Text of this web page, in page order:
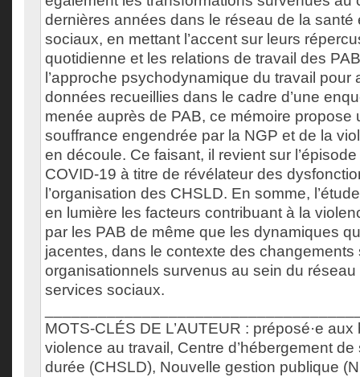
dernières années dans le réseau de la santé
sociaux, en mettant l’accent sur leurs
quotidienne et les relations de travail des
l’approche psychodynamique du travail pour
données recueillies dans le cadre d’une
menée auprès de PAB, ce mémoire propose
souffrance engendrée par la NGP et de la
en découle. Ce faisant, il revient sur
COVID-19 à titre de révélateur des
l’organisation des CHSLD. En somme,
en lumière les facteurs contribuant à la
par les PAB de même que les dynamiques
jacentes, dans le contexte des changements
organisationnels survenus au sein du
services sociaux.
MOTS-CLÉS DE L’AUTEUR : préposé·e
violence au travail, Centre d’hébergement
durée (CHSLD), Nouvelle gestion publique